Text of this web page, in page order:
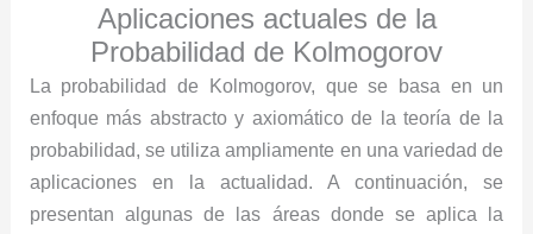
Aplicaciones actuales de la
Probabilidad de Kolmogorov
La probabilidad de Kolmogorov, que se basa en un
enfoque más abstracto y axiomático de la teoría de la
probabilidad, se utiliza ampliamente en una variedad de
aplicaciones en la actualidad. A continuación, se
presentan algunas de las áreas donde se aplica la